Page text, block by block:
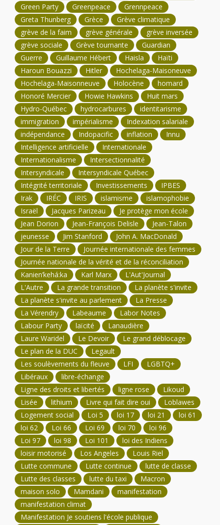
Green Party
Greenpeace
Grennpeace
Greta Thunberg
Grèce
Grève climatique
grève de la faim
grève générale
grève inversée
grève sociale
Grève tournante
Guardian
Guerre
Guillaume Hébert Haisla
Haïti
Haroun Bouazzi
Hitler
Hochelaga-Maisoneuve
Hochelaga-Maisonneuve
Holocène
homard
Honoré Mercier
Howie Hawkins
Huit mars
Hydro-Québec
hydrocarbures
identitarisme
immigration
impérialisme
Indexation salariale
indépendance
Indopacific inflation
Innu
Intelligence artificielle
Internationale
Internationalisme
Intersectionnalité
Intersyndicale
Intersyndicale Québec
Intégrité territoriale
Investissements
IPBES
Irak
IRÉC IRIS islamisme
islamophobie
Israël
Jacques Parizeau
Je protège mon école
Jean Dorion
Jean-François Delisle
Jean-Talon
jeunesse
Jim Stanford
John A. MacDonald
Jour de la Terre
Journée internationale des femmes
Journée nationale de la vérité et de la réconciliation
Kanien’kehá:ka
Karl Marx
L'Aut'Journal
L'Autre
La grande transition
La planète s'invite
La planète s'invite au parlement
La Presse
La Vérendry
Labeaume
Labor Notes
Labour Party
laïcité
Lanaudière
Laure Waridel
Le Devoir
Le grand déblocage
Le plan de la DUC
Legault
Les soulèvements du fleuve
LFI
LGBTQ+
Libéraux
libre-échange
Ligne des droits et libertés
ligne rose
Likoud
Lisée
lithium Livre qui fait dire oui
Loblawes
Logement social
Loi 5 loi 17 loi 21
loi 61
loi 62
Loi 66 Loi 69 loi 70
loi 96
Loi 97
loi 98 Loi 101
loi des Indiens
loisir motorisé
Los Angeles
Louis Riel
Lutte commune
Lutte continue
lutte de classe
Lutte des classes
lutte du taxi
Macron
maison solo
Mamdani
manifestation
manifestation climat
Manifestation Je soutiens l'école publique